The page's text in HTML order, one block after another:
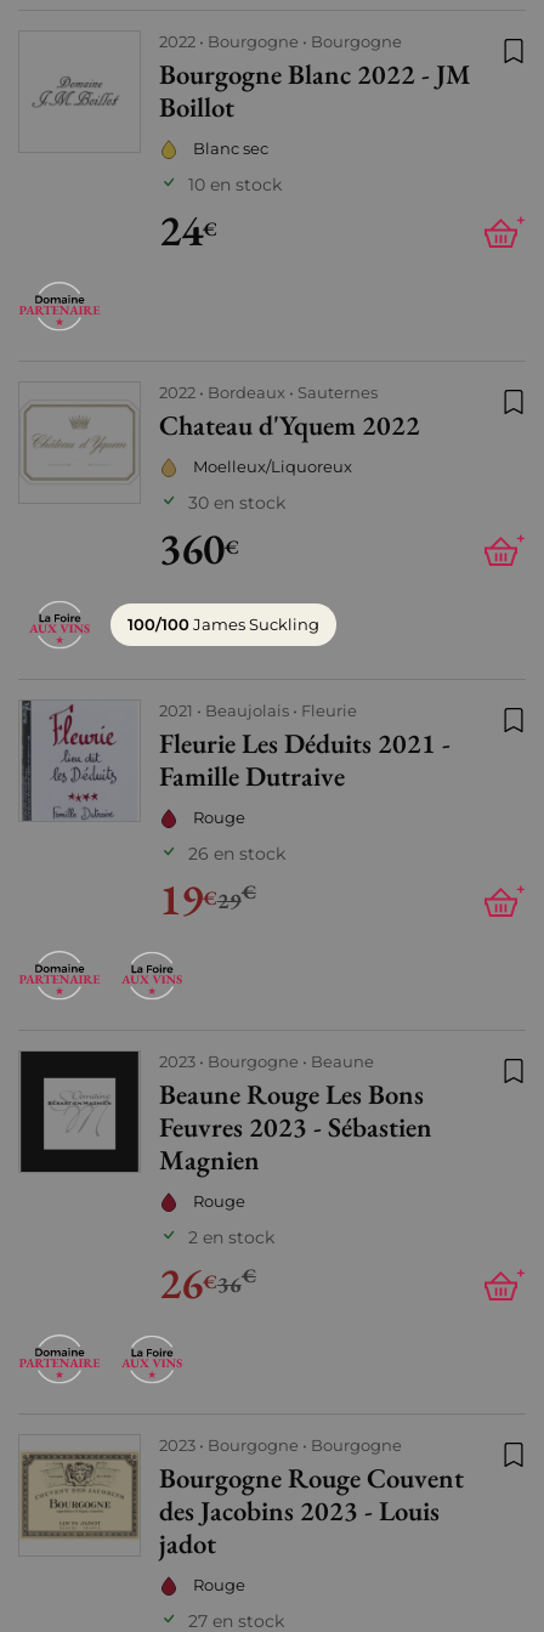
2022 Bourgogne Bourgogne
Bourgogne Blanc 2022 - JM
Boillot
Blanc sec
10 en stock
24€ +
2022 Bordeaux Sauternes
Chateau d'Yquem 2022
Moelleux/Liquoreux
30 en stock
360€ +
100/100James Suckling
2021 Beaujolais Fleurie
Fleurie Les Déduits 2021 -
Famille Dutraive
Rouge
26 en stock
19€29€ +
2023 Bourgogne Beaune
Beaune Rouge Les Bons
Feuvres 2023 - Sébastien
Magnien
Rouge
2 en stock
26€36€ +
2023 Bourgogne Bourgogne
Bourgogne Rouge Couvent
des Jacobins 2023 - Louis
jadot
Rouge
27 en stock